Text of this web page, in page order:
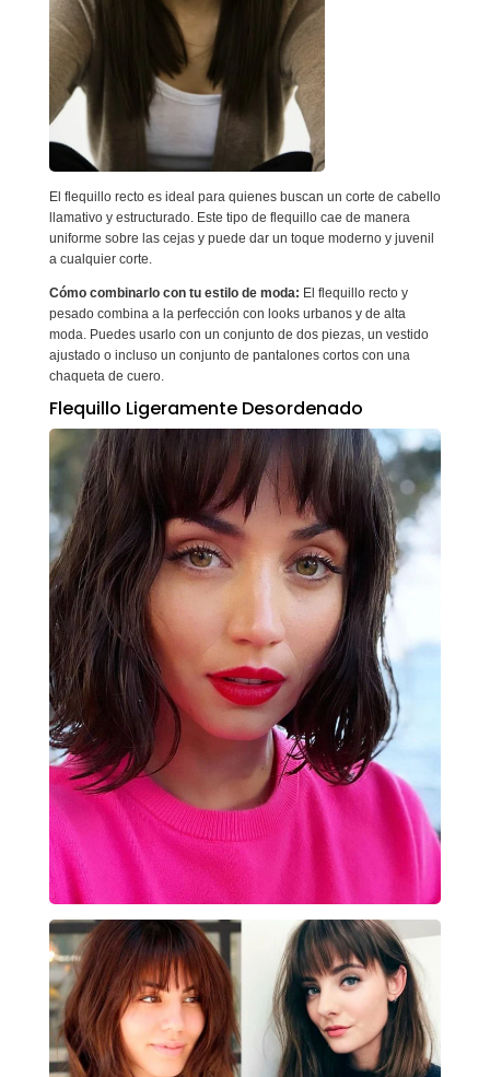
El flequillo recto es ideal para quienes buscan un corte de cabello
llamativo y estructurado. Este tipo de flequillo cae de manera
uniforme sobre las cejas y puede dar un toque moderno y juvenil
a cualquier corte.
Cómo combinarlo con tu estilo de moda: El flequillo recto y
pesado combina a la perfección con looks urbanos y de alta
moda. Puedes usarlo con un conjunto de dos piezas, un vestido
ajustado o incluso un conjunto de pantalones cortos con una
chaqueta de cuero.
Flequillo Ligeramente Desordenado